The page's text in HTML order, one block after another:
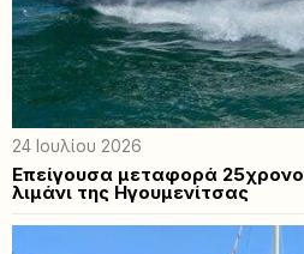
24 Ιουλίου 2026
Επείγουσα μεταφορά
λιμάνι της Ηγουμενίτσας